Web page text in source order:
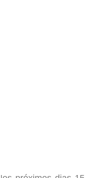
Nos próximos dias 15